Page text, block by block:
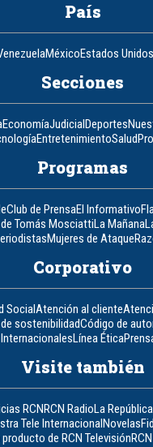
País
MéxicoEstados Unidos
Secciones
EconomíaJudicialDeportes
EntretenimientoSalud
Programas
Club de PrensaEl Informativo
Tomás MosciattiLa Mañana
Mujeres de Ataque
Corporativo
SocialAtención al cliente
sostenibilidadCódigo de
Línea Ética
Visite también
RCNRCN RadioLa República
Tele InternacionalNovelas
producto de RCN Televisión